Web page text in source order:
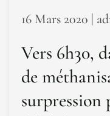
16 Mars 2020 |
Vers 6h30,
de
surpression